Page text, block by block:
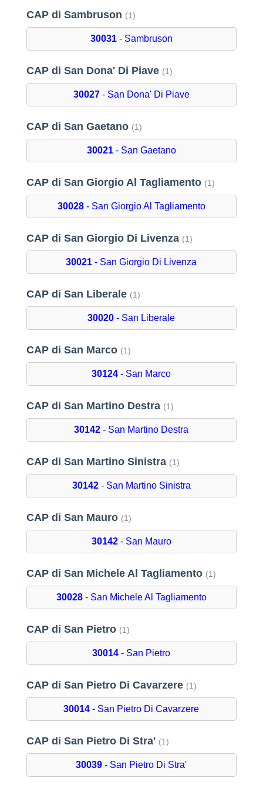
CAP di Sambruson (1)
30031- Sambruson
CAP di San Dona' Di Piave (1)
30027- San Dona' Di Piave
CAP di San Gaetano (1)
30021- San Gaetano
CAP di San Giorgio Al Tagliamento (1)
30028- San Giorgio Al Tagliamento
CAP di San Giorgio Di Livenza (1)
30021 - San Giorgio Di Livenza
CAP di San Liberale (1)
30020 - San Liberale
CAP di San Marco (1)
30124 - San Marco
CAP di San Martino Destra (1)
30142 - San Martino Destra
CAP di San Martino Sinistra (1)
30142- San Martino Sinistra
CAP di San Mauro (1)
30142- San Mauro
CAP di San Michele Al Tagliamento (1)
30028- San Michele Al Tagliamento
CAP di San Pietro (1)
30014 - San Pietro
CAP di San Pietro Di Cavarzere (1)
30014 - San Pietro Di Cavarzere
CAP di San Pietro Di Stra' (1)
30039 - San Pietro Di Stra'